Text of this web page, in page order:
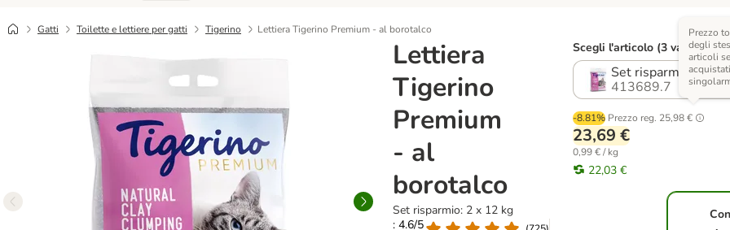
Gatti Toilette e lettiere per gatti Tigerino Lettiera Tigerino Premium - al borotalco
Lettiera
Tigerino
Premium
- al
borotalco
Set risparmio: 2 x 12 kg
: 4.6/5
Scegli l'articolo (3 varianti)
Set risparmio: 2 x 12
413689.7
-8.81% Prezzo reg. 25,98 €
Prezzo
degli
articoli se
acquistati
23,69 €
0,99 € / kg
22,03 €